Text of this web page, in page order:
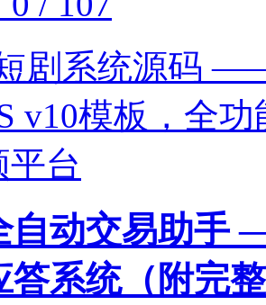
自动交易助手
答系统（附完